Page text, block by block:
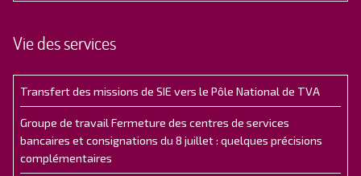
Vie des services
Transfert des missions de SIE vers le Pôle National de TVA
Groupe de travail Fermeture des centres de services
bancaires et consignations du 8 juillet : quelques précisions
complémentaires